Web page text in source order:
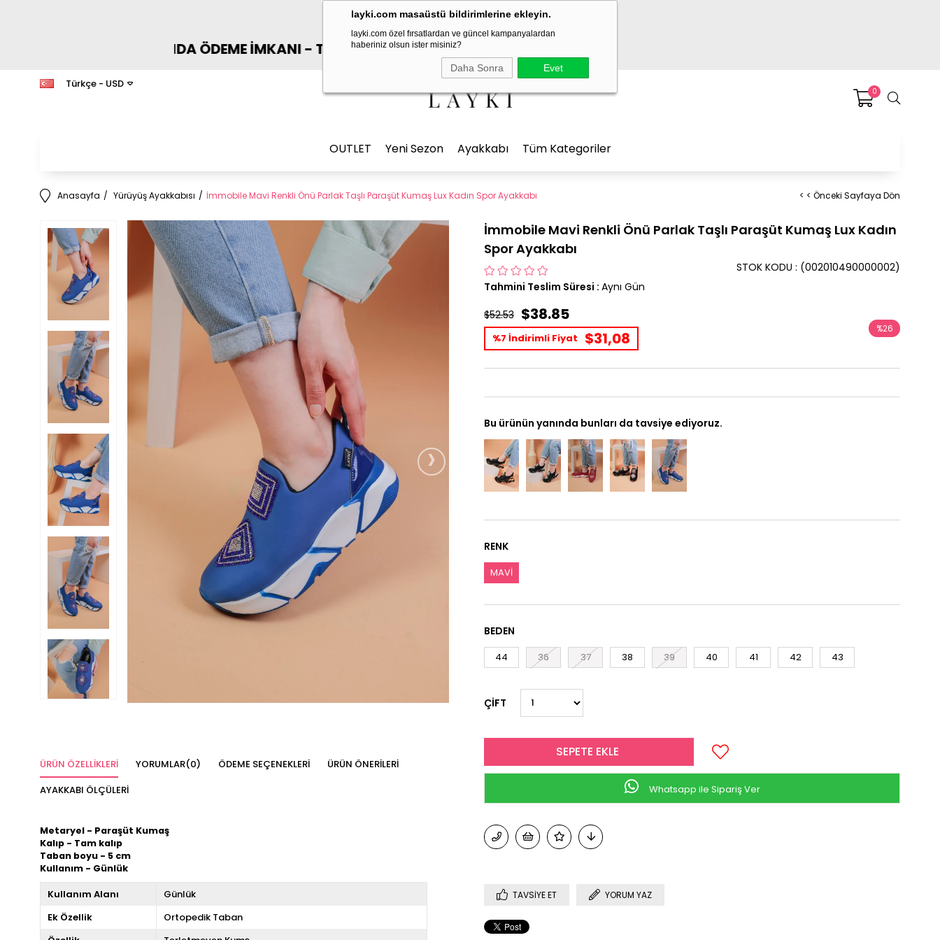
layki.com masaüstü bildirimlerine ekleyin.
layki.com özel fırsatlardan ve güncel kampanyalardan
haberiniz olsun ister misiniz?
Daha Sonra Evet
- KAPIDA ÖDEME İMKANI - TÜM ÜRÜNLERDE NET %7 SEPETTE İNDİRİM
Türkçe - USD
0
OUTLET Yeni Sezon Ayakkabı Tüm Kategoriler
Anasayfa Yürüyüş Ayakkabısı İmmobile Mavi Renkli Önü Parlak Taşlı Paraşüt Kumaş Lux Kadın Spor Ayakkabı < < Önceki Sayfaya Dön
›
İmmobile Mavi Renkli Önü Parlak Taşlı Paraşüt Kumaş Lux Kadın
Spor Ayakkabı
(002010490000002)
STOK KODU
Tahmini Teslim Süresi : Aynı Gün
$52.53 $38.85
%7 İndirimli Fiyat $31,08
%26
Bu ürünün yanında bunları da tavsiye ediyoruz.
RENK
MAVİ
BEDEN
44 36 37 38 39 40 41 42 43
ÇİFT
Whatsapp ile Sipariş Ver
TAVSIYE ET YORUM YAZ
ÜRÜN ÖZELLIKLERI YORUMLAR(0) ÖDEME SEÇENEKLERI
ÜRÜN ÖNERILERI
AYAKKABI ÖLÇÜLERI
Metaryel - Paraşüt Kumaş
Kalıp - Tam kalıp
Taban boyu - 5 cm
Kullanım - Günlük
Kullanım Alanı
Günlük
Ek Özellik
Ortopedik Taban